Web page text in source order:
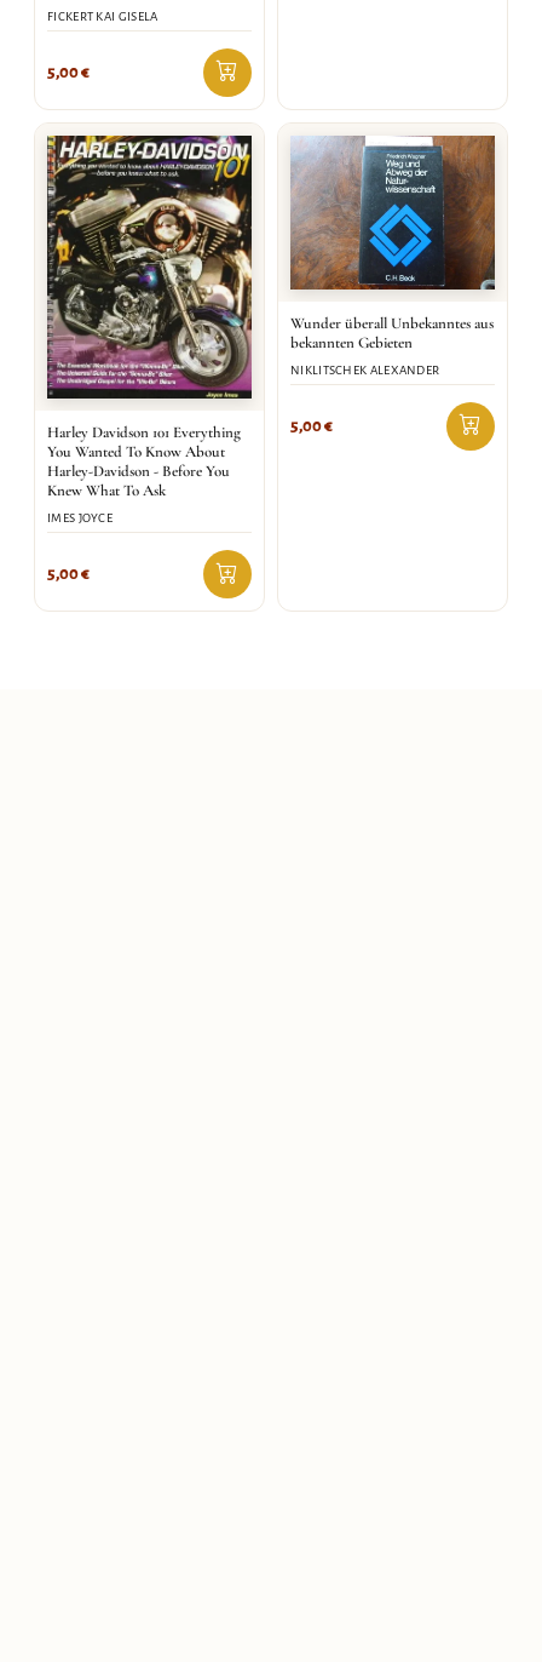
FICKERT KAI GISELA
5,00€
Harley Davidson 101 Everything
You Wanted To Know About
Harley-Davidson - Before You
Knew What To Ask
IMES JOYCE
5,00€
Wunder überall Unbekanntes aus
bekannten Gebieten
NIKLITSCHEK ALEXANDER
5,00€